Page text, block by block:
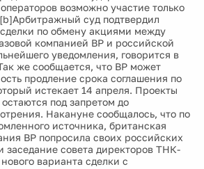
возможно участие только
суд подтвердил
по обмену акциями между
компанией BP и российской
уведомления, говорится в
же сообщается, что BP может
продление срока соглашения по
истекает 14 апреля. Проекты
под запретом до
Накануне сообщалось, что по
источника, британская
BP попросила своих российских
заседание совета директоров ТНК-
варианта сделки с